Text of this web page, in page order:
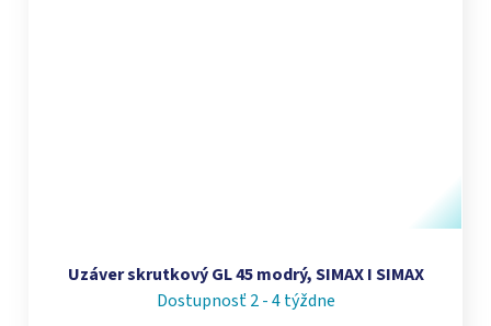
Uzáver skrutkový GL 45 modrý, SIMAX I SIMAX
Dostupnosť 2 - 4 týždne